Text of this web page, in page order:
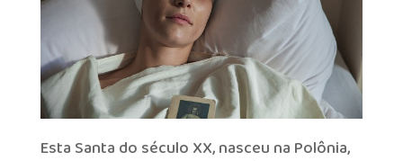
Esta Santa do século XX, nasceu na Polônia,